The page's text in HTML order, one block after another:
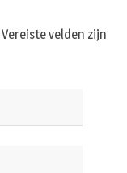
Vereiste velden zijn